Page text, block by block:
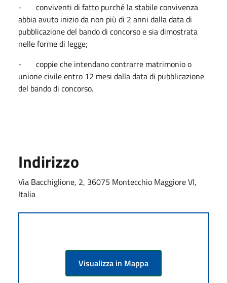
- conviventi di fatto purché la stabile convivenza
abbia avuto inizio da non più di 2 anni dalla data di
pubblicazione del bando di concorso e sia dimostrata
nelle forme di legge;
- coppie che intendano contrarre matrimonio o
unione civile entro 12 mesi dalla data di pubblicazione
del bando di concorso.
Indirizzo
Via Bacchiglione, 2, 36075 Montecchio Maggiore VI,
Italia
Visualizza in Mappa